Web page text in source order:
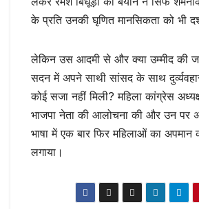
के प्रति उनकी घृणित मानसिकता को भी
लेकिन उस आदमी से और क्या उम्मीद की
सदन में अपने साथी सांसद के साथ
कोई सजा नहीं मिली? महिला कांग्रेस
भाजपा नेता की आलोचना की और उन पर
भाषा में एक बार फिर महिलाओं का
लगाया।